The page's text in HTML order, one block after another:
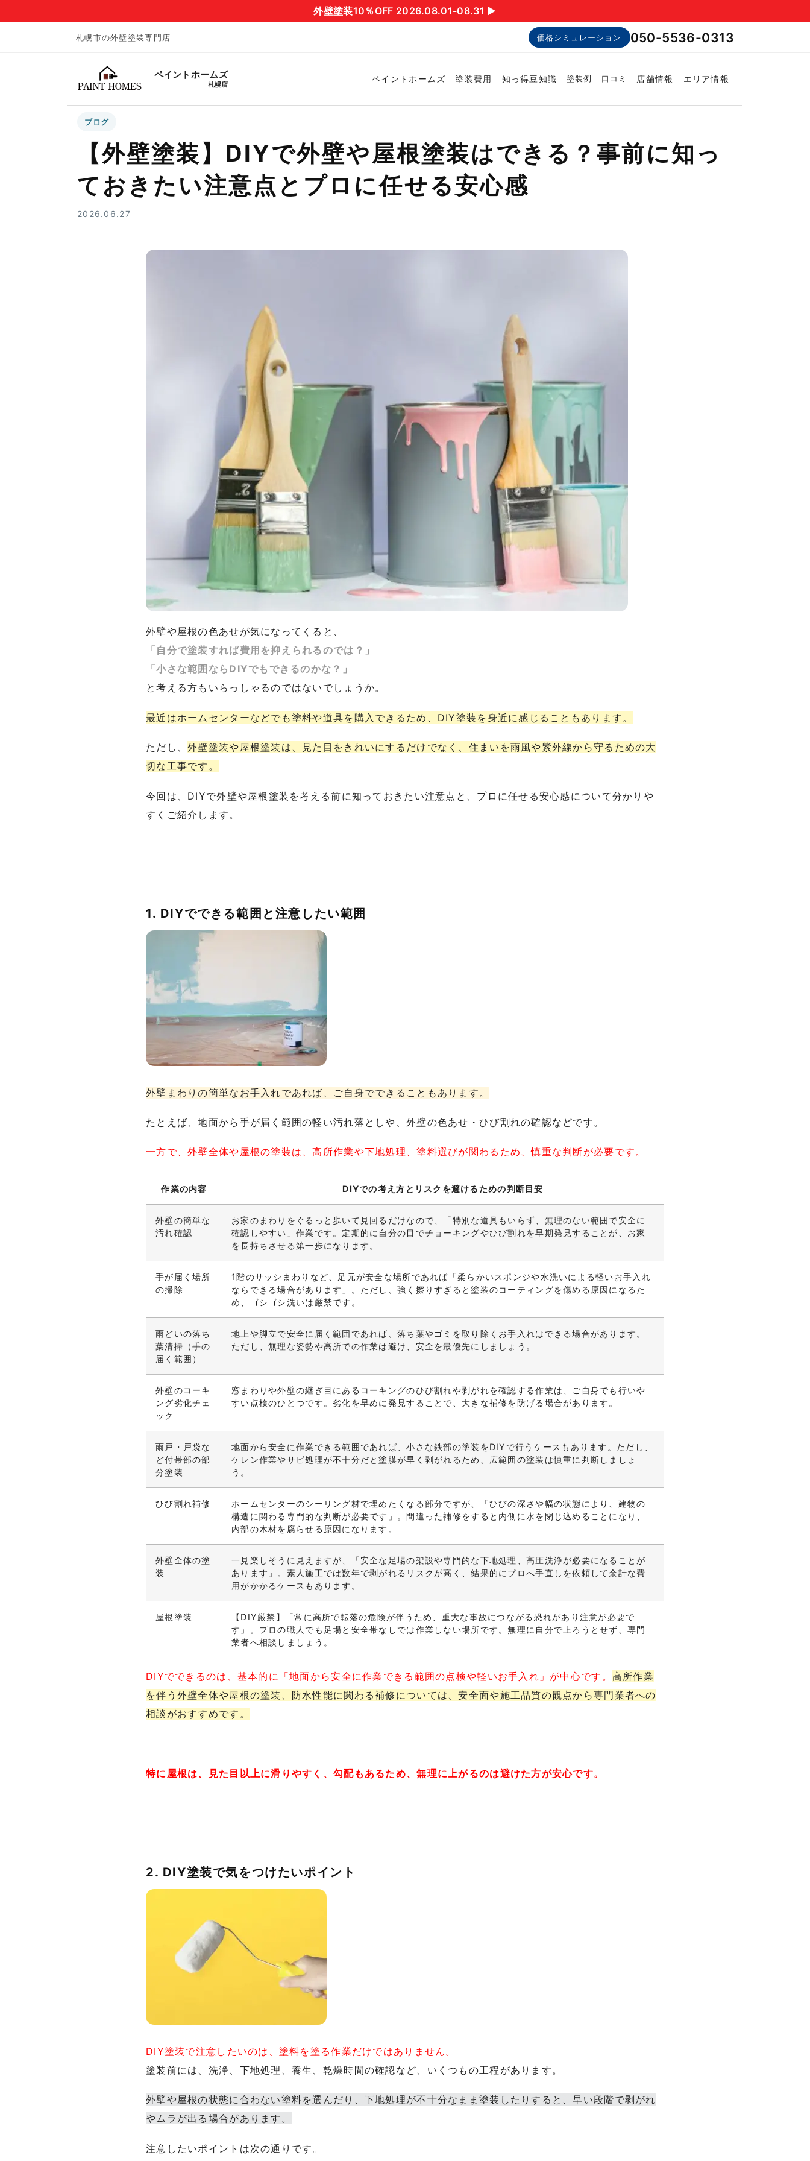
外壁塗装10％OFF 2026.08.01-08.31 ▶︎
札幌市の外壁塗装専門店 価格シミュレーション 050-5536-0313
ペイントホームズ
札幌店
ペイントホームズ 塗装費用 知っ得豆知識 塗装例 口コミ 店舗情報 エリア情報
ブログ
【外壁塗装】DIYで外壁や屋根塗装はできる？事前に知っ
ておきたい注意点とプロに任せる安心感
2026.06.27
外壁や屋根の色あせが気になってくると、
「自分で塗装すれば費用を抑えられるのでは？」
「小さな範囲ならDIYでもできるのかな？」
と考える方もいらっしゃるのではないでしょうか。
最近はホームセンターなどでも塗料や道具を購入できるため、DIY塗装を身近に感じることもあります。
ただし、外壁塗装や屋根塗装は、見た目をきれいにするだけでなく、住まいを雨風や紫外線から守るための大
切な工事です。
今回は、DIYで外壁や屋根塗装を考える前に知っておきたい注意点と、プロに任せる安心感について分かりや
すくご紹介します。
1. DIYでできる範囲と注意したい範囲
外壁まわりの簡単なお手入れであれば、ご自身でできることもあります。
たとえば、地面から手が届く範囲の軽い汚れ落としや、外壁の色あせ・ひび割れの確認などです。
一方で、外壁全体や屋根の塗装は、高所作業や下地処理、塗料選びが関わるため、慎重な判断が必要です。
作業の内容 DIYでの考え方とリスクを避けるための判断目安
外壁の簡単な
汚れ確認
お家のまわりをぐるっと歩いて見回るだけなので、「特別な道具もいらず、無理のない範囲で安全に
確認しやすい」作業です。定期的に自分の目でチョーキングやひび割れを早期発見することが、お家
を長持ちさせる第一歩になります。
手が届く場所
の掃除
1階のサッシまわりなど、足元が安全な場所であれば「柔らかいスポンジや水洗いによる軽いお手入れ
ならできる場合があります」。ただし、強く擦りすぎると塗装のコーティングを傷める原因になるた
め、ゴシゴシ洗いは厳禁です。
雨どいの落ち
葉清掃（手の
届く範囲）
地上や脚立で安全に届く範囲であれば、落ち葉やゴミを取り除くお手入れはできる場合があります。
ただし、無理な姿勢や高所での作業は避け、安全を最優先にしましょう。
外壁のコーキ
ング劣化チェ
ック
窓まわりや外壁の継ぎ目にあるコーキングのひび割れや剥がれを確認する作業は、ご自身でも行いや
すい点検のひとつです。劣化を早めに発見することで、大きな補修を防げる場合があります。
雨戸・戸袋な
ど付帯部の部
分塗装
地面から安全に作業できる範囲であれば、小さな鉄部の塗装をDIYで行うケースもあります。ただし、
ケレン作業やサビ処理が不十分だと塗膜が早く剥がれるため、広範囲の塗装は慎重に判断しましょ
う。
ひび割れ補修
ホームセンターのシーリング材で埋めたくなる部分ですが、「ひびの深さや幅の状態により、建物の
構造に関わる専門的な判断が必要です」。間違った補修をすると内側に水を閉じ込めることになり、
内部の木材を腐らせる原因になります。
外壁全体の塗
装
一見楽しそうに見えますが、「安全な足場の架設や専門的な下地処理、高圧洗浄が必要になることが
あります」。素人施工では数年で剥がれるリスクが高く、結果的にプロへ手直しを依頼して余計な費
用がかかるケースもあります。
屋根塗装
【DIY厳禁】「常に高所で転落の危険が伴うため、重大な事故につながる恐れがあり注意が必要で
す」。プロの職人でも足場と安全帯なしでは作業しない場所です。無理に自分で上ろうとせず、専門
業者へ相談しましょう。
DIYでできるのは、基本的に「地面から安全に作業できる範囲の点検や軽いお手入れ」が中心です。 高所作業
を伴う外壁全体や屋根の塗装、防水性能に関わる補修については、安全面や施工品質の観点から専門業者への
相談がおすすめです。
特に屋根は、見た目以上に滑りやすく、勾配もあるため、無理に上がるのは避けた方が安心です。
2. DIY塗装で気をつけたいポイント
DIY塗装で注意したいのは、塗料を塗る作業だけではありません。
塗装前には、洗浄、下地処理、養生、乾燥時間の確認など、いくつもの工程があります。
外壁や屋根の状態に合わない塗料を選んだり、下地処理が不十分なまま塗装したりすると、早い段階で剥がれ
やムラが出る場合があります。
注意したいポイントは次の通りです。